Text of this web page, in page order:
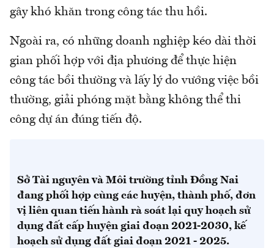
gây khó khăn trong công tác thu hồi.
Ngoài ra, có những doanh nghiệp kéo dài thời
gian phối hợp với địa phương để thực hiện
công tác bồi thường và lấy lý do vướng việc bồi
thường, giải phóng mặt bằng không thể thi
công dự án đúng tiến độ.
Sở Tài nguyên và Môi trường tỉnh Đồng Nai
đang phối hợp cùng các huyện, thành phố, đơn
vị liên quan tiến hành rà soát lại quy hoạch sử
dụng đất cấp huyện giai đoạn 2021-2030, kế
hoạch sử dụng đất giai đoạn 2021 - 2025.